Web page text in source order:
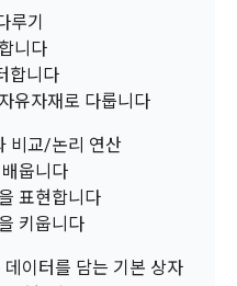
회원"에게 공지해야 한다.
, 전기통신기본법, 전기통
관한법률, 전자상거래 등에
문서 및 전자거래기본법, 전
본법, 개인정보보호법 등
약관을 개정할 수 있다.
이용약관 또는 정책(이하
이 이 약관과 충돌하는 경우
며, 약관을 개정할 경우에는
제공
계학적 분석, 서비스 고도화
방법
루기
니다
합니다
유자재로 다룹니다
비교/논리 연산
웁니다
표현합니다
키웁니다
이터를 담는 기본 상자